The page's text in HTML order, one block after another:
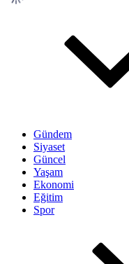
Gündem
Siyaset
Güncel
Yaşam
Ekonomi
Eğitim
Spor